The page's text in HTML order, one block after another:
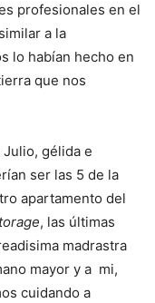
profesionales en el
a la
lo habían hecho en
que nos
gélida e
ser las 5 de la
apartamento del
, las últimas
madrastra
mayor y a mi,
cuidando a